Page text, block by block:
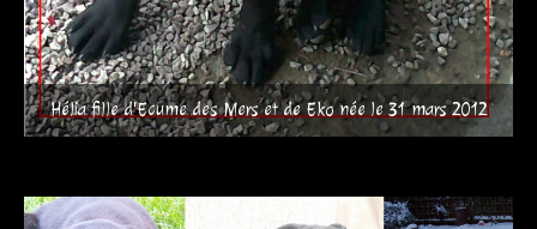
Hélia fille d'Ecume des Mers et de Eko née le 31 mars 2012